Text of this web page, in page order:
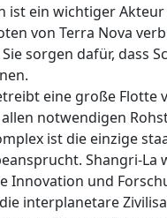
ist ein wichtiger
von Terra Nova
sorgen dafür, dass
eine große
notwendigen
ist die einzige
Shangri-La
Innovation und
interplanetare